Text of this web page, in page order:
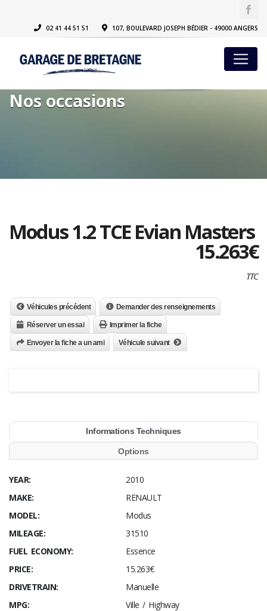
02 41 44 51 51 107, BOULEVARD JOSEPH BÉDIER - 49000 ANGERS
Nos occasions
Modus 1.2 TCE Evian Masters
15.263€
TTC
Véhicules précédent Demander des renseignements
Réserver un essai Imprimer la fiche
Envoyer la fiche a un ami Véhicule suivant
Informations Techniques
Options
YEAR:
2010
MAKE:
RENAULT
MODEL:
Modus
MILEAGE:
31510
FUEL ECONOMY:
Essence
PRICE:
15.263€
DRIVETRAIN:
Manuelle
MPG:
Ville / Highway